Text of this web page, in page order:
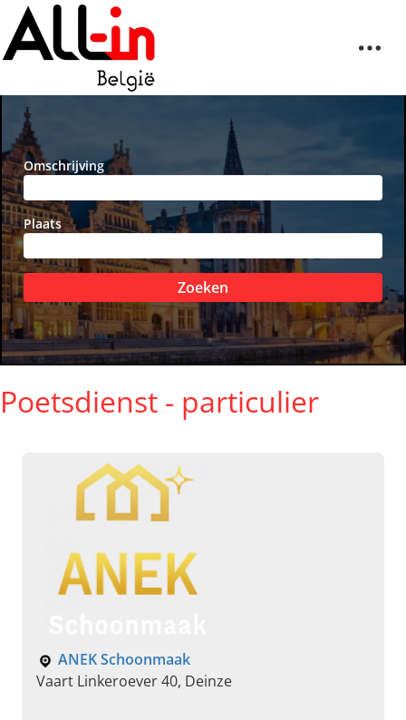
Omschrijving
Plaats
Zoeken
Poetsdienst - particulier
ANEK Schoonmaak
Vaart Linkeroever 40, Deinze